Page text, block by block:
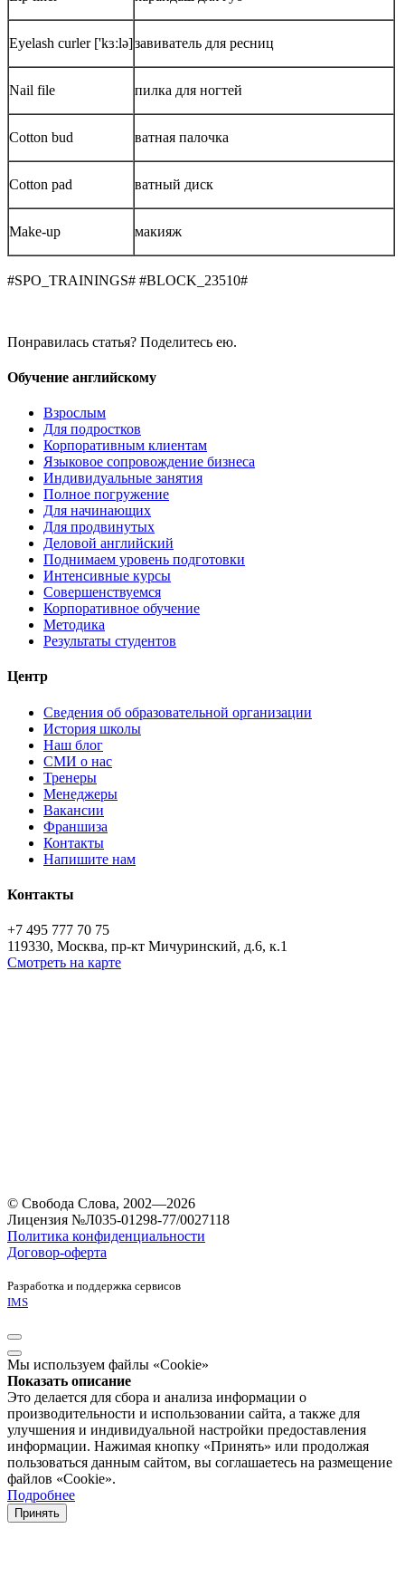
Eyelash curler ['kɜːlə]завиватель для ресниц
Nail file пилка для ногтей
Cotton bud ватная палочка
Cotton pad ватный диск
Make-up макияж
#SPO_TRAININGS# #BLOCK_23510#
Понравилась статья? Поделитесь ею.
Обучение английскому
Взрослым
Для подростков
Корпоративным клиентам
Языковое сопровождение бизнеса
Индивидуальные занятия
Полное погружение
Для начинающих
Для продвинутых
Деловой английский
Поднимаем уровень подготовки
Интенсивные курсы
Совершенствуемся
Корпоративное обучение
Методика
Результаты студентов
Центр
Сведения об образовательной организации
История школы
Наш блог
СМИ о нас
Тренеры
Менеджеры
Вакансии
Франшиза
Контакты
Напишите нам
Контакты
+7 495 777 70 75
119330, Москва, пр-кт Мичуринский, д.6, к.1
Смотреть на карте
© Свобода Слова, 2002—2026
Лицензия №Л035-01298-77/0027118
Политика конфиденциальности
Договор-оферта
Разработка и поддержка сервисов
IMS
Мы используем файлы «Cookie»
Показать описание
Это делается для сбора и анализа информации о
производительности и использовании сайта, а также для
улучшения и индивидуальной настройки предоставления
информации. Нажимая кнопку «Принять» или продолжая
пользоваться данным сайтом, вы соглашаетесь на размещение
файлов «Cookie».
Подробнее
Принять